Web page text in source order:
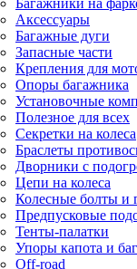
Багажники на
Аксессуары
Багажные дуги
Запасные части
Крепления для
Опоры багажника
Установочные
Полезное для всех
Секретки на колеса
Браслеты
Дворники с
Цепи на колеса
Колесные болты и
Предпусковые
Тенты-палатки
Упоры капота и
Off-road